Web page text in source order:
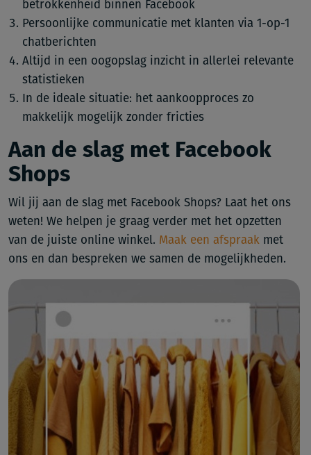
betrokkenheid binnen Facebook
Persoonlijke communicatie met klanten via 1-op-1
chatberichten
Altijd in een oogopslag inzicht in allerlei relevante
statistieken
In de ideale situatie: het aankoopproces zo
makkelijk mogelijk zonder fricties
Aan de slag met Facebook
Shops
Wil jij aan de slag met Facebook Shops? Laat het ons
weten! We helpen je graag verder met het opzetten
van de juiste online winkel. Maak een afspraak met
ons en dan bespreken we samen de mogelijkheden.